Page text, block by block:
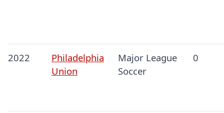
2022
Philadelphia
Union
Major League
Soccer
0